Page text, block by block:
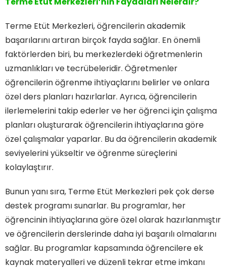
Terme Etüt Merkezleri, öğrencilerin akademik
başarılarını artıran birçok fayda sağlar. En önemli
faktörlerden biri, bu merkezlerdeki öğretmenlerin
uzmanlıkları ve tecrübeleridir. Öğretmenler
öğrencilerin öğrenme ihtiyaçlarını belirler ve onlara
özel ders planları hazırlarlar. Ayrıca, öğrencilerin
ilerlemelerini takip ederler ve her öğrenci için çalışma
planları oluşturarak öğrencilerin ihtiyaçlarına göre
özel çalışmalar yaparlar. Bu da öğrencilerin akademik
seviyelerini yükseltir ve öğrenme süreçlerini
kolaylaştırır.
Bunun yanı sıra, Terme Etüt Merkezleri pek çok derse
destek programı sunarlar. Bu programlar, her
öğrencinin ihtiyaçlarına göre özel olarak hazırlanmıştır
ve öğrencilerin derslerinde daha iyi başarılı olmalarını
sağlar. Bu programlar kapsamında öğrencilere ek
kaynak materyalleri ve düzenli tekrar etme imkanı